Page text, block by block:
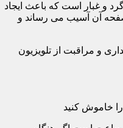
و غبار است که باعث ایجاد
صفحه آن آسیب می رساند و
نگهداری و مراقبت از تلویزیون